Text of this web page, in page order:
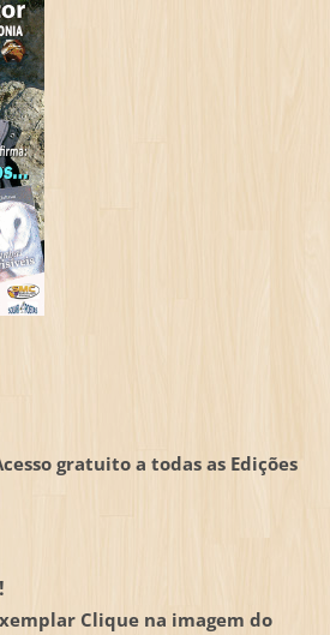
gratuito a todas as Edições
Clique na imagem do